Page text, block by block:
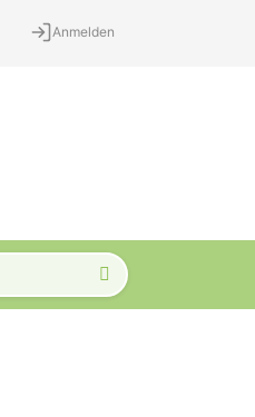
Anmelden